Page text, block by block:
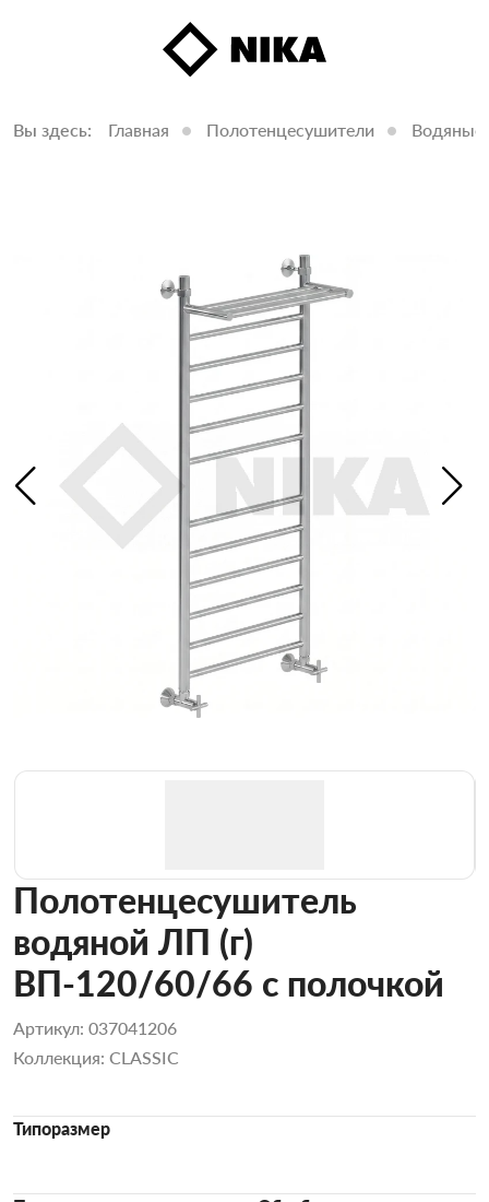
Вы здесь: Главная Полотенцесушители Водяные
Полотенцесушитель
водяной ЛП (г)
ВП-120/60/66 с полочкой
Артикул: 037041206
Коллекция: CLASSIC
Типоразмер